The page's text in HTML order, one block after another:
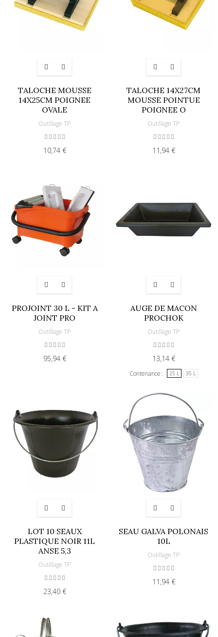
TALOCHE MOUSSE
14X25CM POIGNEE
OVALE
Outillage TP
10,74 €
TALOCHE 14X27CM
MOUSSE POINTUE
POIGNEE O
Outillage TP
11,94 €
PROJOINT 30 L - KIT A
JOINT PRO
Outillage TP
95,94 €
AUGE DE MACON
PROCHOK
Outillage TP
13,14 €
Contenance 25 L 35 L
LOT 10 SEAUX
PLASTIQUE NOIR 11L
ANSE 5,3
Outillage TP
23,40 €
SEAU GALVA POLONAIS
10L
Outillage TP
11,94 €